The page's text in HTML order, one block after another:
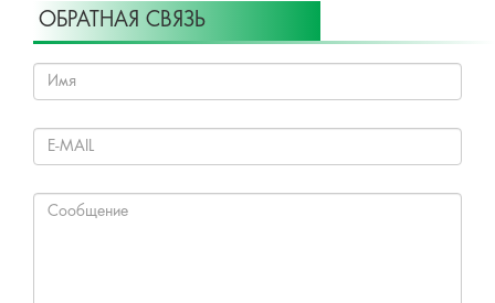
ОБРАТНАЯ СВЯЗЬ